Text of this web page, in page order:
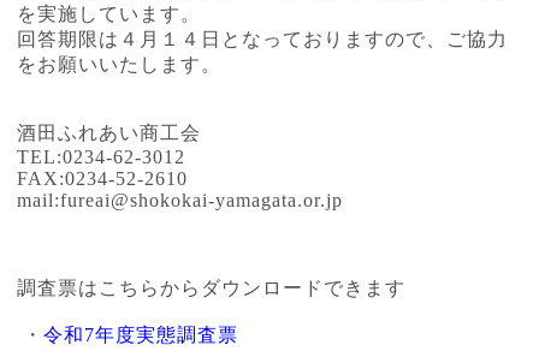
を実施しています。
回答期限は４月１４日となっておりますので、ご協力
をお願いいたします。
酒田ふれあい商工会
TEL:0234-62-3012
FAX:0234-52-2610
mail:fureai@shokokai-yamagata.or.jp
調査票はこちらからダウンロードできます
・令和7年度実態調査票